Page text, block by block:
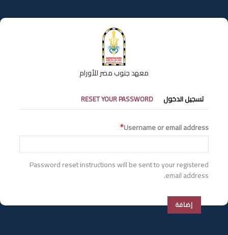
إلى
المحتوى
معهد جنوب مصر للأورام
التبويبات
الأساسية
تسجيل الدخول RESET YOUR PASSWORD
Username or email address
Password reset instructions will be sent to your registered
email address.